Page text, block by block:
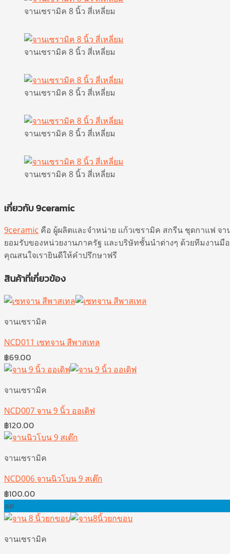
จานเซรามิค 8 นิ้ว สี่เหลี่ยม
จานเซรามิค 8 นิ้ว สี่เหลี่ยม
จานเซรามิค 8 นิ้ว สี่เหลี่ยม
จานเซรามิค 8 นิ้ว สี่เหลี่ยม
จานเซรามิค 8 นิ้ว สี่เหลี่ยม
เกี่ยวกับ 9ceramic
9ceramic คือ ผู้ผลิตและจำหน่าย แก้วเซรามิค สกรีน ชุดกาแฟ
ยอมรับของหน่วยงานภาครัฐ และบริษัทชั้นนำต่างๆ ด้วยทีมงานมื
คุณสนใจเรายินดีให้คำปรึกษาฟรี
สินค้าที่เกี่ยวข้อง
จานเซรามิค
NCD011 เซทจาน สีพาสเทล
฿69.00
จานเซรามิค
NCD007 จาน 9 นิ้ว ออเดิฟ
฿120.00
จานเซรามิค
NCD006 จานนิวโบน 9 สเต๊ก
฿100.00
ลด
จานเซรามิค